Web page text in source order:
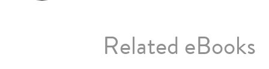
Related eBooks